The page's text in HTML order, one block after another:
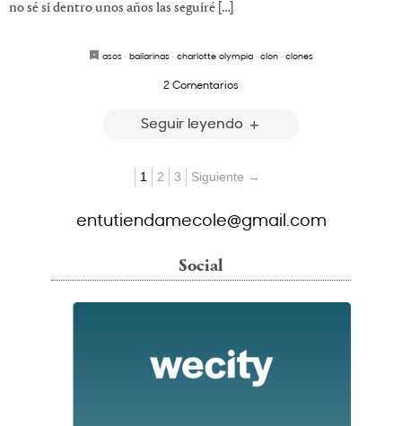
no sé si dentro unos años las seguiré […]
asos · bailarinas · charlotte olympia · clon · clones
2 Comentarios
Seguir leyendo
1 2 3 Siguiente →
entutiendamecole@gmail.com
Social